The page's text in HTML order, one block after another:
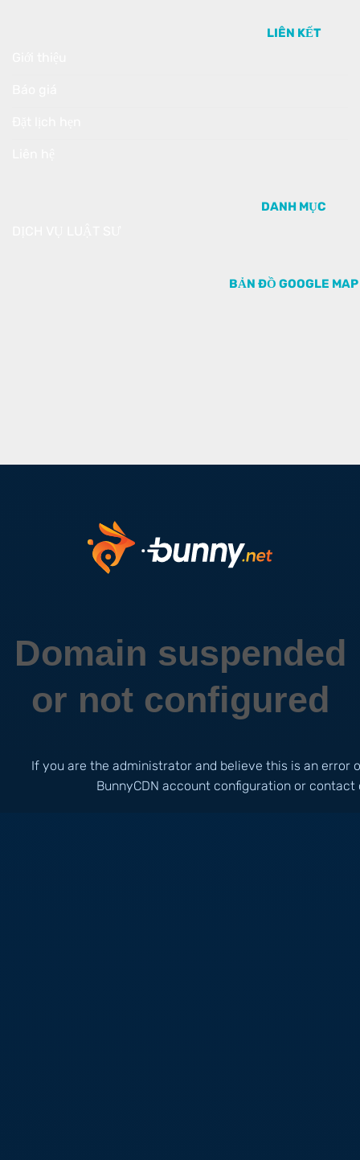
LIÊN KẾT
DANH MỤC
BẢN ĐỒ GOOGLE MAP
Domain suspended
or not configured
If you are the administrator and believe this is an error
BunnyCDN account configuration or